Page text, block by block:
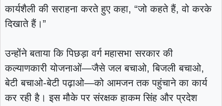
कार्यशैली की सराहना करते हुए कहा, “जो कहते हैं, वो करके
दिखाते हैं।”
उन्होंने बताया कि पिछड़ा वर्ग महासभा सरकार की
कल्याणकारी योजनाओं—जैसे जल बचाओ, बिजली बचाओ,
बेटी बचाओ-बेटी पढ़ाओ—को आमजन तक पहुंचाने का कार्य
कर रही है। इस मौके पर संरक्षक हाकम सिंह और प्रदेश